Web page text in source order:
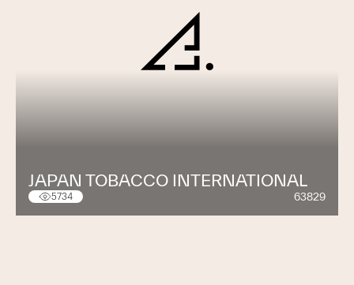
JAPAN TOBACCO INTERNATIONAL
5734 63829